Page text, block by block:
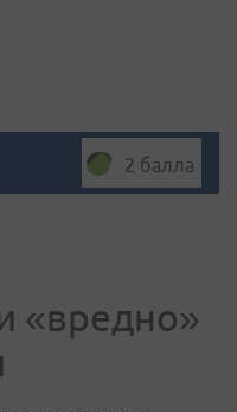
2 балла
«вредно»